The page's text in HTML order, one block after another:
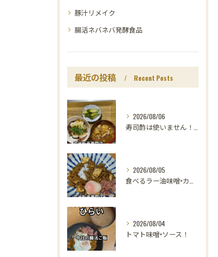
豚汁リメイク
腸活ネバネバ発酵食品
最近の投稿 Recent Posts
2026/08/06
寿司酢は使いません！😳
2026/08/05
食べるラー油味噌×カレー！
2026/08/04
トマト味噌×ソース！